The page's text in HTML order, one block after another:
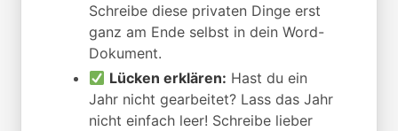
Schreibe diese privaten Dinge erst
ganz am Ende selbst in dein Word-
Dokument.
Lücken erklären: Hast du ein
Jahr nicht gearbeitet? Lass das Jahr
nicht einfach leer! Schreibe lieber